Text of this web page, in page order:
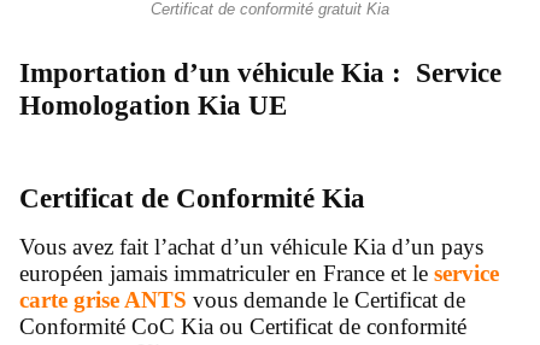
Certificat de conformité gratuit Kia
Importation d’un véhicule Kia : Service
Homologation Kia UE
Certificat de Conformité Kia
Vous avez fait l’achat d’un véhicule Kia d’un pays
européen jamais immatriculer en France et le service
carte grise ANTS vous demande le Certificat de
Conformité CoC Kia ou Certificat de conformité